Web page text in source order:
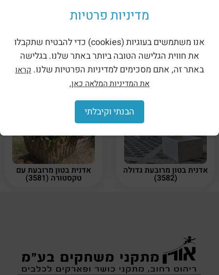
מוצרים חזקים מאד ועמידים לאורך שנים.
ניתן לקיבוע על כל סוגי הקרקע:
אדמה / חול / חצץ / אבן משתלבת / בטון ועוד.
אדנית בטון מרובעת גדולה
(3582)
אדנית בטון מרובעת עם
טקסטורה (3581)
מדיניות פרטיות
אנו משתמשים בעוגיות (cookies) כדי להבטיח שתקבלו
את חווית הגלישה הטובה ביותר באתר שלנו. בגלישה
באתר זה, אתם מסכימים למדיניות הפרטיות שלנו. קראו
את המדיניות המלאה כאן.
הבנתי וקיבלתי